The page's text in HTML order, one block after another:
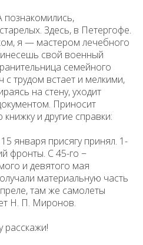
познакомились,
Здесь, в Петергофе.
я — мастером лечебного
свой военный
семейного
трудом встает и мелкими,
на стену, уходит
Приносит
и другие справки:
января присягу принял. 1-
фронты. С 45-го −
и девятого мая
материальную часть
там же самолеты
Н. П. Миронов.
расскажи!